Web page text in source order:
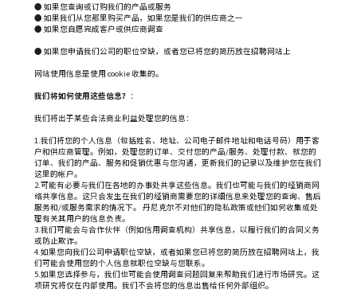
● 如果您查询或订购我们的产品或服务
● 如果我们从您那里购买产品，如果您是我们的供应商之一
● 如果您自愿完成客户或供应商调查
● 如果您申请我们公司的职位空缺，或者您已将您的简历放在招聘网站上
网站使用信息是使用 cookie 收集的。
我们将如何使用这些信息？ ：
我们将出于某些合法商业利益处理您的信息：
1.我们将您的个人信息（包括姓名、地址、公司电子邮件地址和电话号码）用于客
户和供应商管理。例如，处理您的订单、交付您的产品/服务、处理付款、就您的
订单、我们的产品、服务和促销优惠与您沟通，更新我们的记录以及维护您在我们
这里的帐户。
2.可能有必要与我们在各地的办事处共享这些信息。我们也可能与我们的经销商网
络共享信息。这只会发生在我们的经销商需要您的详细信息来处理您的查询、售后
服务和/或服务需求的情况下。 丹尼克尔不对他们的隐私政策或他们如何收集或处
理有关其用户的信息负责。
3.我们可能会与合作伙伴（例如信用调查机构）共享信息，以履行我们的合同义务
或防止欺诈。
4.如果您向我们公司申请职位空缺，或者如果您已将您的简历放在招聘网站上，我
们可能会使用您的个人信息就职位空缺与您联系。
5.如果您选择参与，我们也可能会使用调查问题回复来帮助我们进行市场研究。这
项研究将仅在内部使用。我们不会将您的信息出售给任何外部组织。